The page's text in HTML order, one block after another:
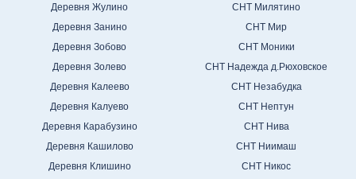
Деревня Жулино
Деревня Занино
Деревня Зобово
Деревня Золево
Деревня Калеево
Деревня Калуево
Деревня Карабузино
Деревня Кашилово
Деревня Клишино
СНТ Милятино
СНТ Мир
СНТ Моники
СНТ Надежда д.Рюховское
СНТ Незабудка
СНТ Нептун
СНТ Нива
СНТ Ниимаш
СНТ Никос